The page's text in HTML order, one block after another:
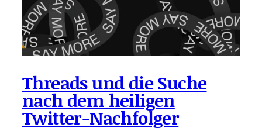
Threads und die Suche
nach dem heiligen
Twitter-Nachfolger